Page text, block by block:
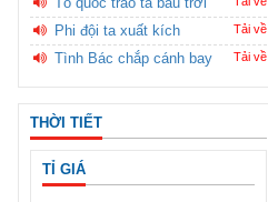
Phi đội ta xuất kích Tải về
Tình Bác chắp cánh bay Tải về
THỜI TIẾT
TỈ GIÁ